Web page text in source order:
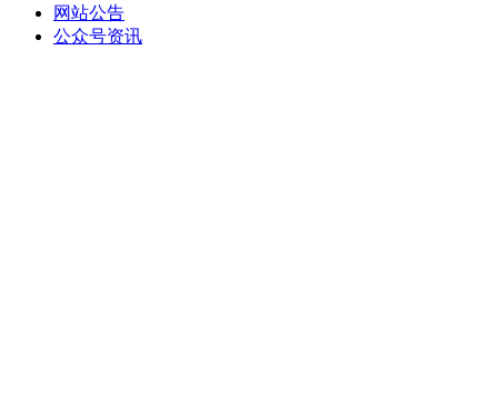
网站公告
公众号资讯